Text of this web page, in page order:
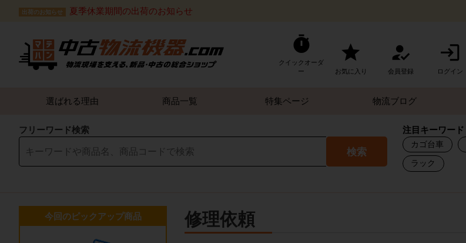
出荷のお知らせ 夏季休業期間の出荷のお知らせ
クイックオーダ
ー
お気に入り 会員登録 ログイン
選ばれる理由 商品一覧 特集ページ 物流ブログ
フリーワード検索
検索
注目キーワード
カゴ台車
ラック
修理依頼
今回のピックアップ商品